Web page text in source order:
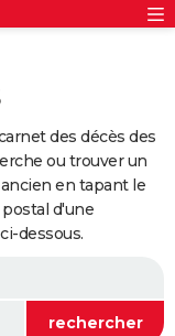
des décès des
ou trouver un
en tapant le
d'une
dessous.